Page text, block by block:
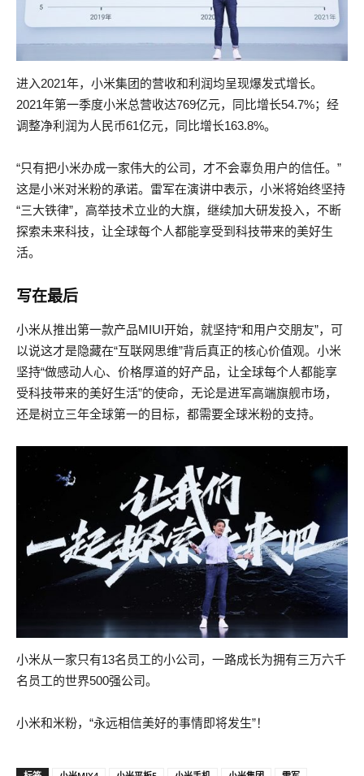
进入2021年，小米集团的营收和利润均呈现爆发式增长。
2021年第一季度小米总营收达769亿元，同比增长54.7%；经
调整净利润为人民币61亿元，同比增长163.8%。
“只有把小米办成一家伟大的公司，才不会辜负用户的信任。”
这是小米对米粉的承诺。雷军在演讲中表示，小米将始终坚持
“三大铁律”，高举技术立业的大旗，继续加大研发投入，不断
探索未来科技，让全球每个人都能享受到科技带来的美好生
活。
写在最后
小米从推出第一款产品MIUI开始，就坚持“和用户交朋友”，可
以说这才是隐藏在“互联网思维”背后真正的核心价值观。小米
坚持“做感动人心、价格厚道的好产品，让全球每个人都能享
受科技带来的美好生活”的使命，无论是进军高端旗舰市场，
还是树立三年全球第一的目标，都需要全球米粉的支持。
小米从一家只有13名员工的小公司，一路成长为拥有三万六千
名员工的世界500强公司。
小米和米粉，“永远相信美好的事情即将发生”！